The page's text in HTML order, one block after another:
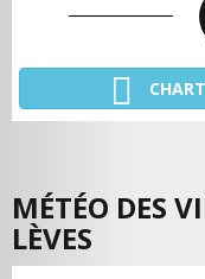
MÉTÉO DES
LÈVES